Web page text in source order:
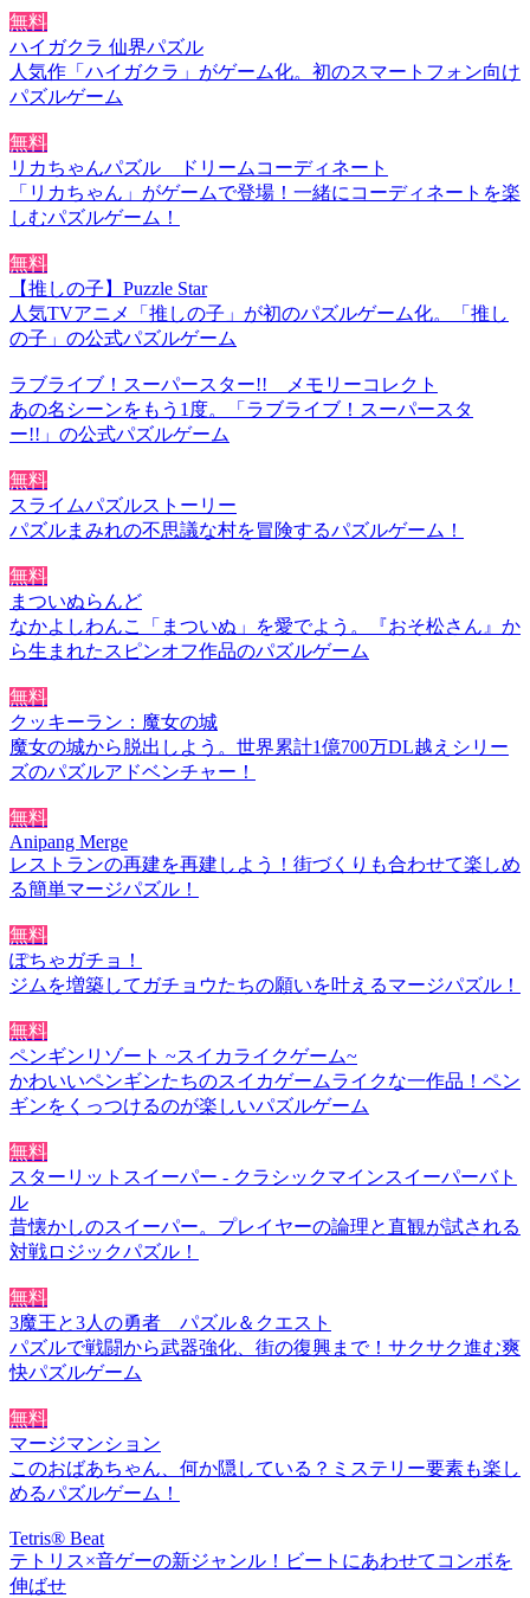
無料
ハイガクラ 仙界パズル
人気作「ハイガクラ」がゲーム化。初のスマートフォン向け
パズルゲーム
無料
リカちゃんパズル ドリームコーディネート
「リカちゃん」がゲームで登場！一緒にコーディネートを楽
しむパズルゲーム！
無料
【推しの子】Puzzle Star
人気TVアニメ「推しの子」が初のパズルゲーム化。「推し
の子」の公式パズルゲーム
ラブライブ！スーパースター!! メモリーコレクト
あの名シーンをもう1度。「ラブライブ！スーパースタ
ー!!」の公式パズルゲーム
無料
スライムパズルストーリー
パズルまみれの不思議な村を冒険するパズルゲーム！
無料
まついぬらんど
なかよしわんこ「まついぬ」を愛でよう。『おそ松さん』か
ら生まれたスピンオフ作品のパズルゲーム
無料
クッキーラン：魔女の城
魔女の城から脱出しよう。世界累計1億700万DL越えシリー
ズのパズルアドベンチャー！
無料
Anipang Merge
レストランの再建を再建しよう！街づくりも合わせて楽しめ
る簡単マージパズル！
無料
ぽちゃガチョ！
ジムを増築してガチョウたちの願いを叶えるマージパズル！
無料
ペンギンリゾート ~スイカライクゲーム~
かわいいペンギンたちのスイカゲームライクな一作品！ペン
ギンをくっつけるのが楽しいパズルゲーム
無料
スターリットスイーパー - クラシックマインスイーパーバト
ル
昔懐かしのスイーパー。プレイヤーの論理と直観が試される
対戦ロジックパズル！
無料
3魔王と3人の勇者 パズル＆クエスト
パズルで戦闘から武器強化、街の復興まで！サクサク進む爽
快パズルゲーム
無料
マージマンション
このおばあちゃん、何か隠している？ミステリー要素も楽し
めるパズルゲーム！
Tetris® Beat
テトリス×音ゲーの新ジャンル！ビートにあわせてコンボを
伸ばせ